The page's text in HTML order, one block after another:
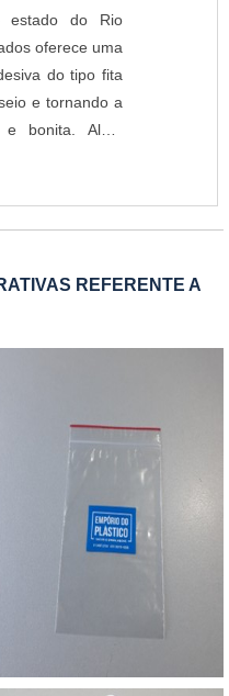
estado do Rio
oferece uma
do tipo fita
e tornando a
bonita. Além
pequenos
máscaras,
documentos
indivíduo. Além
ser criada
permanente
do saco PP, a
inviolável, e
danificar a
segura
a completa
disso, o produto
Mantém a
Bom custo
com uma
seja atraente
Como garantia
o produto
REFERENTE A